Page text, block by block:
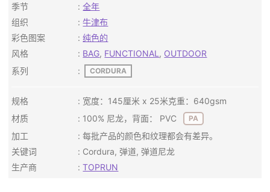
季节
全年
组织
牛津布
彩色图案
纯色的
风格
BAG, FUNCTIONAL , OUTDOOR
系列
CORDURA
规格
宽度：145厘米 x 25米克重：640gsm
材质
100% 尼龙，背面： PVC PA
加工
每批产品的颜色和纹理都会有差异。
关键词
Cordura, 弹道, 弹道尼龙
生产商
TOPRUN